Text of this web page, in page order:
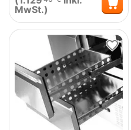
MwSt.)